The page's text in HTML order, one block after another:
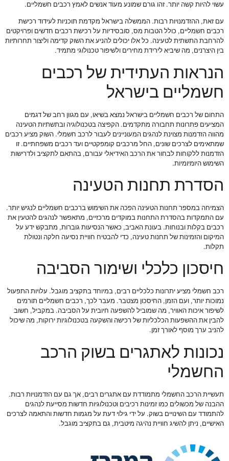
עשוי להיות קשה יותר. זהו גורם שמונע מעוד אנשים לאמץ רכבים חשמליים.
עם זאת, ההזדמנויות רבות. הממשלה בישראל מקדמת תוכניות לעידוד רכישת
רכבים חשמליים, כולל הטבות מס, סובסידיות על רכישת רכבים חדשים ופרויקטים
להרחבת התשתית לטעינה. כל אלו יכולים להניע את השוק קדימה וליצור תחרותיות
בין היצרנים, מה שיביא לירידת מחירים ולשיפור טכנולוגי מתמיד.
הנראות העתידית של רכבים
חשמליים בישראל
התחום של רכבים חשמליים בישראל נמצא בשיאו, עם מגוון רחב של דגמים
המציעים פתרונות תחבורה מתקדמים. הקפיצה בטכנולוגיה ובתשתיות הטעינה
מהווה הזדמנות מצוינת לנהגים המעוניינים לעבור לרכב חשמלי. השוק מציע רכבים
שמתאימים לצרכים שונים, החל מרכבים קומפקטיים ועד רכבים משפחתיים. זו
הזדמנות ללקוחות לבחור את הרכב האידיאלי עבורם, בהתאם לתקציב ולדרישות
השימוש היומיומיות.
הסדרת תחנות הטעינה
הצמיחה במספר תחנות הטעינה הפכה את השימוש ברכבים חשמליים לנגיש יותר.
עם התמקדות בהסדרת התחנות במוקדים מרכזיים, מתאפשר לנהגים להטעין את
רכבים בקלות ובנוחות. בעונת האביב, כאשר הנסיעות גוברות, מתבקש ידע על
המיקום והזמינות של תחנות טעינה, כדי להבטיח חוויית נסיעה חלקה ונטולת
תקלות.
חיסכון כלכלי ושימור הסביבה
רכב חשמלי מציע יתרונות כלכליים רבים, במיוחד בתקציב מוגבל. עלויות התפעול
נמוכות יותר, ועם הזמן, החיסכון מצטבר. מעבר לכך, רכבים חשמליים תורמים
לשיפור איכות האוויר, מה שמוביל להשפעה חיובית על הסביבה. במקביל, חשוב
להבין את ההשפעות הכלכליות של רכישה והשקעה בטכנולוגיות ירוקות, מה שיכול
להניב ערך מוסף לאורך זמן.
נכונות לאתגרים בשוק הרכב
החשמלי
תעשיית הרכב החשמלי מתמודדת עם אתגרים רבים, אך גם עם הזדמנויות רבות.
ההבנה של מכשולים כמו זמינות רכיבים וטכנולוגיות חדשות מסייעת לנהגים
להתמודד עם השינויים בשוק. על ידי גילוי דעת על מגמות חדשות והתאמה לצרכים
האישיים, ניתן להשיג חוויית נהיגה מיטבית, גם בתקציב מוגבל.